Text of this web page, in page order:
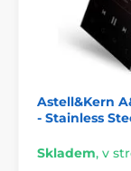
PD20
Audio
technológie
zvuku, ktorá
zvuk.
DAR enginu,
Extender) na
harmonických
počiatočnej
vykonáva
Astell&Kern
- Stainless
Skladem, v